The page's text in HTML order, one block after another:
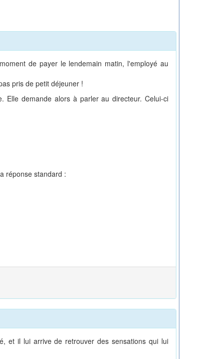
de payer le lendemain matin, l'employé au
pris de petit déjeuner !
demande alors à parler au directeur. Celui-ci
réponse standard :
et il lui arrive de retrouver des sensations qui lui